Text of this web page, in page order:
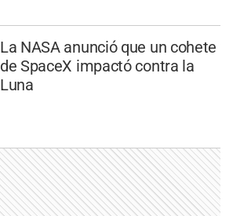
La NASA anunció que un cohete
de SpaceX impactó contra la
Luna